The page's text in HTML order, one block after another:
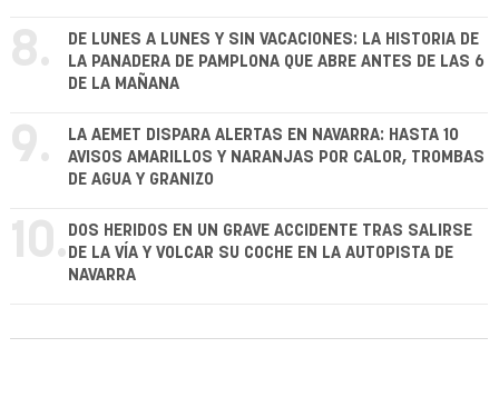
8.
DE LUNES A LUNES Y SIN VACACIONES: LA HISTORIA DE
LA PANADERA DE PAMPLONA QUE ABRE ANTES DE LAS 6
DE LA MAÑANA
9.
LA AEMET DISPARA ALERTAS EN NAVARRA: HASTA 10
AVISOS AMARILLOS Y NARANJAS POR CALOR, TROMBAS
DE AGUA Y GRANIZO
10. DOS HERIDOS EN UN GRAVE ACCIDENTE TRAS SALIRSE
DE LA VÍA Y VOLCAR SU COCHE EN LA AUTOPISTA DE
NAVARRA